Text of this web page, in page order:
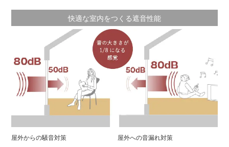
快適な室内をつくる遮音性能
屋外からの騒音対策 屋外への音漏れ対策